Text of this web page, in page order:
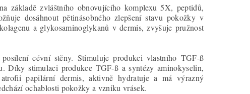
základě zvláštního obnovujícího komplexu 5X, peptidů,
dosáhnout pětinásobného zlepšení stavu pokožky v
a glykosaminoglykanů v dermis, zvyšuje pružnost
cévní stěny. Stimuluje produkci vlastního TGF-ß
Díky stimulaci produkce TGF-ß a syntézy aminokyselin,
papilární dermis, aktivně hydratuje a má výrazný
ochablosti pokožky a vzniku vrásek.